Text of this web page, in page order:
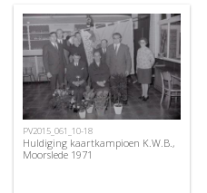
PV2015_061_10-18
Huldiging kaartkampioen K.W.B.,
Moorslede 1971